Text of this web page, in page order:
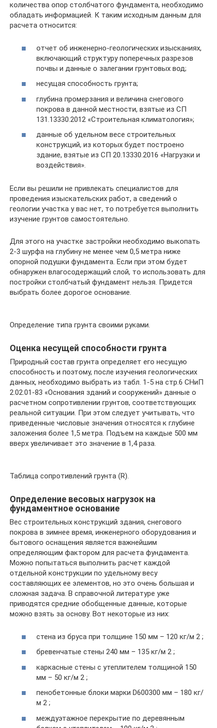
количества опор столбчатого фундамента, необходимо
обладать информацией. К таким исходным данным для
расчета относится:
отчет об инженерно-геологических изысканиях,
включающий структуру поперечных разрезов
почвы и данные о залегании грунтовых вод;
несущая способность грунта;
глубина промерзания и величина снегового
покрова в данной местности, взятые из СП
131.13330.2012 «Строительная климатология»;
данные об удельном весе строительных
конструкций, из которых будет построено
здание, взятые из СП 20.13330.2016 «Нагрузки и
воздействия».
Если вы решили не привлекать специалистов для
проведения изыскательских работ, а сведений о
геологии участка у вас нет, то потребуется выполнить
изучение грунтов самостоятельно.
Для этого на участке застройки необходимо выкопать
2-3 шурфа на глубину не менее чем 0,5 метра ниже
опорной подушки фундамента. Если при этом будет
обнаружен влагосодержащий слой, то использовать для
постройки столбчатый фундамент нельзя. Придется
выбрать более дорогое основание.
Определение типа грунта своими руками.
Оценка несущей способности грунта
Природный состав грунта определяет его несущую
способность и поэтому, после изучения геологических
данных, необходимо выбрать из табл. 1-5 на стр.6 СНиП
2.02.01-83 «Основания зданий и сооружений» данные о
расчетном сопротивлении грунтов, соответствующих
реальной ситуации. При этом следует учитывать, что
приведенные числовые значения относятся к глубине
заложения более 1,5 метра. Подъем на каждые 500 мм
вверх увеличивает это значение в 1,4 раза.
Таблица сопротивлений грунта (R).
Определение весовых нагрузок на
фундаментное основание
Вес строительных конструкций здания, снегового
покрова в зимнее время, инженерного оборудования и
бытового оснащения является важнейшим
определяющим фактором для расчета фундамента.
Можно попытаться выполнить расчет каждой
отдельной конструкции по удельному весу
составляющих ее элементов, но это очень большая и
сложная задача. В справочной литературе уже
приводятся средние обобщенные данные, которые
можно взять за основу. Вот некоторые из них:
стена из бруса при толщине 150 мм – 120 кг/м 2 ;
бревенчатые стены 240 мм – 135 кг/м 2 ;
каркасные стены с утеплителем толщиной 150
мм – 50 кг/м 2 ;
пенобетонные блоки марки D600300 мм – 180 кг/
м 2 ;
междуэтажное перекрытие по деревянным